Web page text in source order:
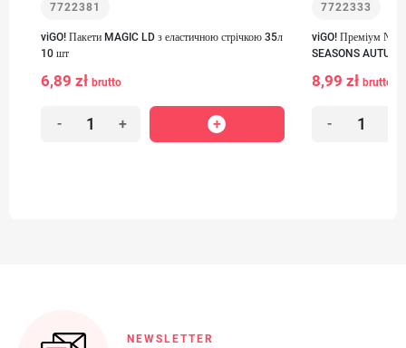
7722381
viGO! Пакети MAGIC LD з еластичною стрічкою 35л
10 шт
6,89 zł brutto
- +
7722333
viGO! Преміум №1
SEASONS
8,99 zł brutto
-
NEWSLETTER